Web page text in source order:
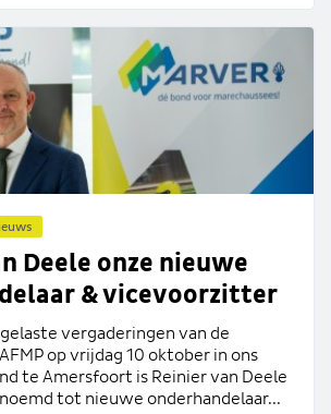
Deele onze nieuwe
& vicevoorzitter
vergaderingen van de
op vrijdag 10 oktober in ons
te Amersfoort is Reinier van Deele
tot nieuwe onderhandelaar...